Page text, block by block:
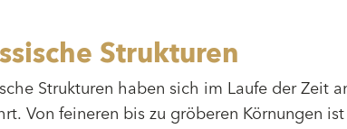
Strukturen
Strukturen haben sich im Laufe der
Von feineren bis zu gröberen Körnungen